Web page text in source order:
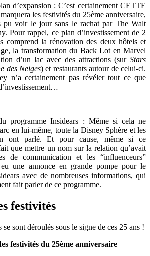
d’expansion : C’est certainement CETTE
les festivités du 25ème anniversaire,
pu voir le jour sans le rachat par The Walt
Pour rappel, ce plan d’investissement de 2
comprend la rénovation des deux hôtels et
la transformation du Back Lot en Marvel
d’un lac avec des attractions (sur Stars
des Neiges) et restaurants autour de celui-ci.
n’a certainement pas révéler tout ce que
programme Insidears : Même si cela ne
en lui-même, toute la Disney Sphère et les
ont parlé. Et pour cause, même si ce
que mettre un nom sur la relation qu’avait
de communication et les “influenceurs”
une annonce en grande pompe pour le
avec de nombreuses informations, qui
fait parler de ce programme.
festivités
se sont déroulés sous le signe de ces 25 ans !
festivités du 25ème anniversaire